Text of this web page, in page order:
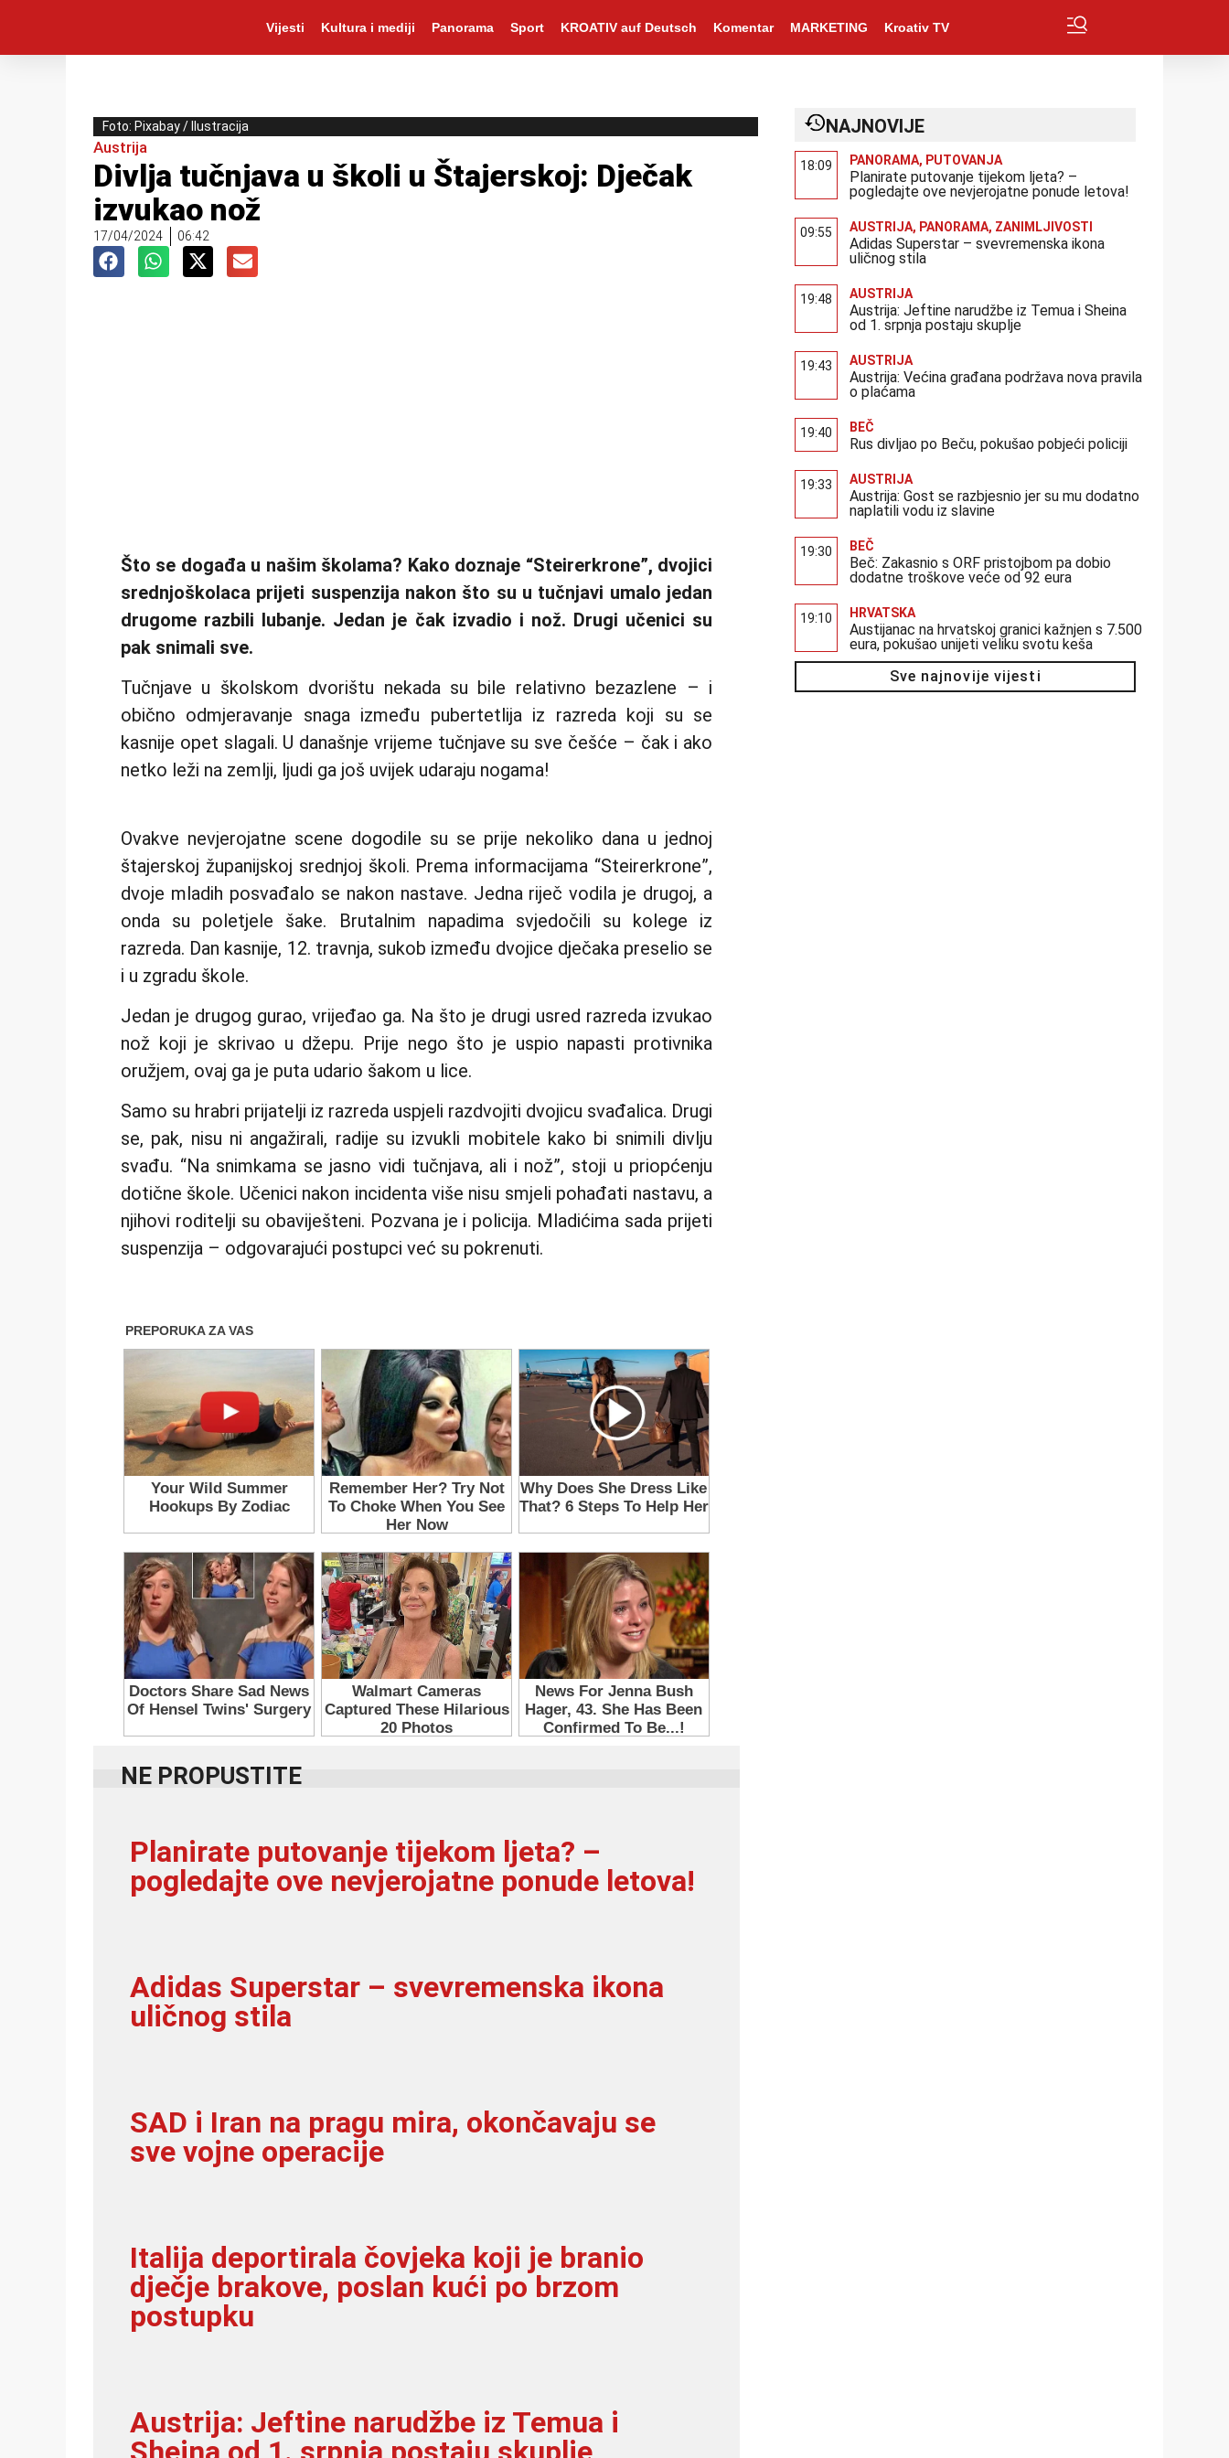
Vijesti Kultura i mediji Panorama Sport KROATIV auf Deutsch Komentar MARKETING Kroativ TV
Foto: Pixabay / Ilustracija
Austrija
Divlja tučnjava u školi u Štajerskoj: Dječak
izvukao nož
17/04/2024 06:42
Što se događa u našim školama? Kako doznaje “Steirerkrone”, dvojici
srednjoškolaca prijeti suspenzija nakon što su u tučnjavi umalo jedan
drugome razbili lubanje. Jedan je čak izvadio i nož. Drugi učenici su
pak snimali sve.
Tučnjave u školskom dvorištu nekada su bile relativno bezazlene – i
obično odmjeravanje snaga između pubertetlija iz razreda koji su se
kasnije opet slagali. U današnje vrijeme tučnjave su sve češće – čak i ako
netko leži na zemlji, ljudi ga još uvijek udaraju nogama!
Ovakve nevjerojatne scene dogodile su se prije nekoliko dana u jednoj
štajerskoj županijskoj srednjoj školi. Prema informacijama “Steirerkrone”,
dvoje mladih posvađalo se nakon nastave. Jedna riječ vodila je drugoj, a
onda su poletjele šake. Brutalnim napadima svjedočili su kolege iz
razreda. Dan kasnije, 12. travnja, sukob između dvojice dječaka preselio se
i u zgradu škole.
Jedan je drugog gurao, vrijeđao ga. Na što je drugi usred razreda izvukao
nož koji je skrivao u džepu. Prije nego što je uspio napasti protivnika
oružjem, ovaj ga je puta udario šakom u lice.
Samo su hrabri prijatelji iz razreda uspjeli razdvojiti dvojicu svađalica. Drugi
se, pak, nisu ni angažirali, radije su izvukli mobitele kako bi snimili divlju
svađu. “Na snimkama se jasno vidi tučnjava, ali i nož”, stoji u priopćenju
dotične škole. Učenici nakon incidenta više nisu smjeli pohađati nastavu, a
njihovi roditelji su obaviješteni. Pozvana je i policija. Mladićima sada prijeti
suspenzija – odgovarajući postupci već su pokrenuti.
NE PROPUSTITE
Planirate putovanje tijekom ljeta? –
pogledajte ove nevjerojatne ponude letova!
Adidas Superstar – svevremenska ikona
uličnog stila
SAD i Iran na pragu mira, okončavaju se
sve vojne operacije
Italija deportirala čovjeka koji je branio
dječje brakove, poslan kući po brzom
postupku
Austrija: Jeftine narudžbe iz Temua i
NAJNOVIJE
18:09 PANORAMA, PUTOVANJA
Planirate putovanje tijekom ljeta? –
pogledajte ove nevjerojatne ponude letova!
09:55 AUSTRIJA, PANORAMA, ZANIMLJIVOSTI
Adidas Superstar – svevremenska ikona
uličnog stila
19:48 AUSTRIJA
Austrija: Jeftine narudžbe iz Temua i Sheina
od 1. srpnja postaju skuplje
19:43 AUSTRIJA
Austrija: Većina građana podržava nova pravila
o plaćama
19:40 BEČ
Rus divljao po Beču, pokušao pobjeći policiji
19:33 AUSTRIJA
Austrija: Gost se razbjesnio jer su mu dodatno
naplatili vodu iz slavine
19:30 BEČ
Beč: Zakasnio s ORF pristojbom pa dobio
dodatne troškove veće od 92 eura
19:10 HRVATSKA
Austijanac na hrvatskoj granici kažnjen s 7.500
eura, pokušao unijeti veliku svotu keša
Sve najnovije vijesti